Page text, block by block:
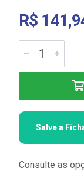
R$
Salve a
Consulte as